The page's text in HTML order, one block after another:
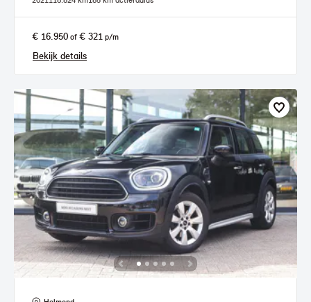
€ 16.950 of € 321 p/m
Bekijk details